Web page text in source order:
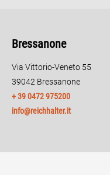
Bressanone
Via Vittorio-Veneto 55
39042 Bressanone
+ 39 0472 975200
info@reichhalter.it